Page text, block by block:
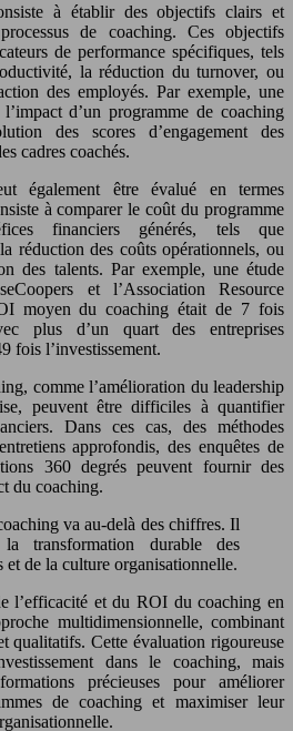
à établir des objectifs clairs et
de coaching. Ces objectifs
de performance spécifiques, tels
la réduction du turnover, ou
des employés. Par exemple, une
d’un programme de coaching
des scores d’engagement des
cadres coachés.
également être évalué en termes
à comparer le coût du programme
financiers générés, tels que
réduction des coûts opérationnels, ou
des talents. Par exemple, une étude
et l’Association Resource
moyen du coaching était de 7 fois
plus d’un quart des entreprises
fois l’investissement.
comme l’amélioration du leadership
peuvent être difficiles à quantifier
Dans ces cas, des méthodes
approfondis, des enquêtes de
360 degrés peuvent fournir des
du coaching.
va au-delà des chiffres. Il
transformation durable des
et de la culture organisationnelle.
l’efficacité et du ROI du coaching en
multidimensionnelle, combinant
qualitatifs. Cette évaluation rigoureuse
dans le coaching, mais
précieuses pour améliorer
de coaching et maximiser leur